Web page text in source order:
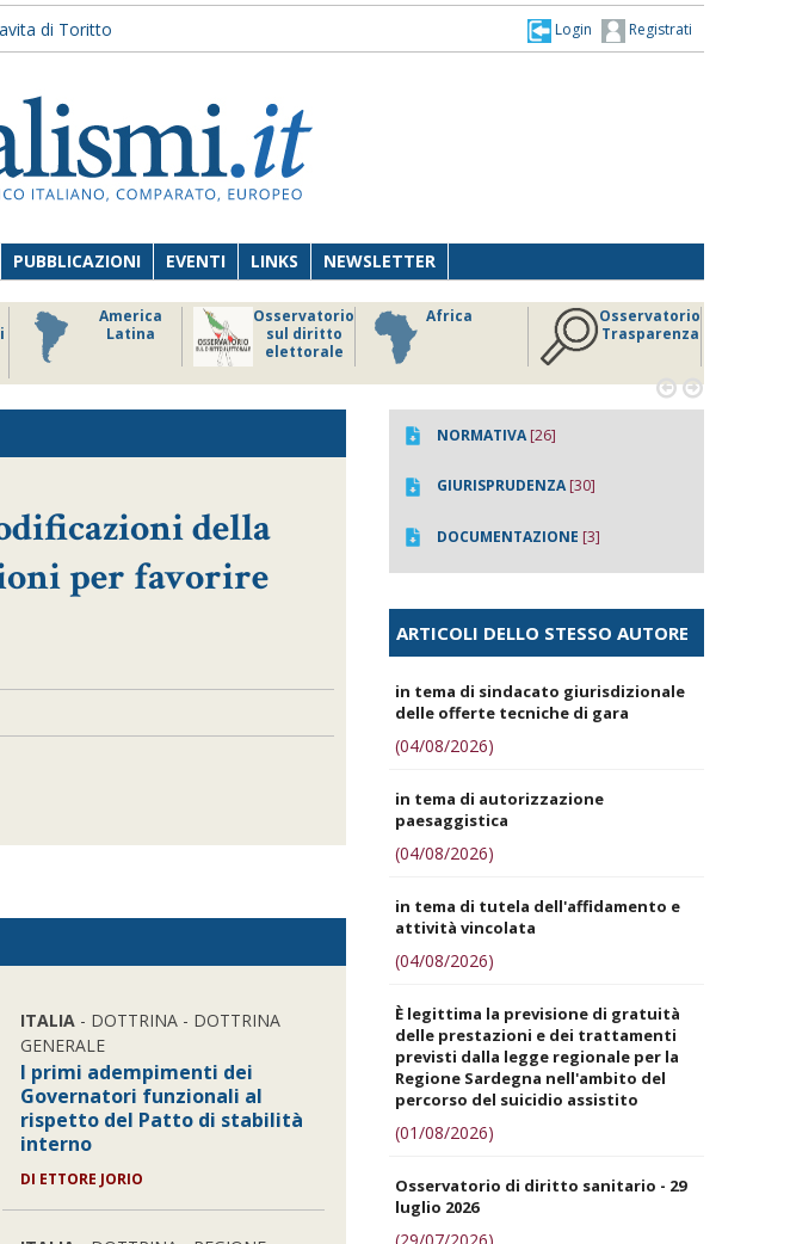
di Toritto Registrati
Login
PUBBLICAZIONI EVENTI LINKS NEWSLETTER
America
Latina
Osservatorio
sul diritto
elettorale
Africa
Osservatorio
Trasparenza
 
della
per favorire
ITALIA- DOTTRINA - DOTTRINA
GENERALE
I primi adempimenti dei
Governatori funzionali al
rispetto del Patto di stabilità
interno
DI ETTORE JORIO
NORMATIVA[26]
GIURISPRUDENZA[30]
DOCUMENTAZIONE [3]
ARTICOLI DELLO STESSO AUTORE
in tema di sindacato giurisdizionale
delle offerte tecniche di gara
(04/08/2026)
in tema di autorizzazione
paesaggistica
(04/08/2026)
in tema di tutela dell'affidamento e
attività vincolata
(04/08/2026)
È legittima la previsione di gratuità
delle prestazioni e dei trattamenti
previsti dalla legge regionale per la
Regione Sardegna nell'ambito del
percorso del suicidio assistito
(01/08/2026)
Osservatorio di diritto sanitario - 29
luglio 2026